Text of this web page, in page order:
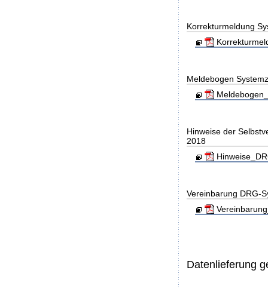
Korrekturmeldung
Meldebogen
Hinweise der
2018
Vereinbarung DRG-
Datenlieferung